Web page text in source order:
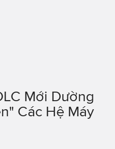
Mới Dường
Các Hệ Máy